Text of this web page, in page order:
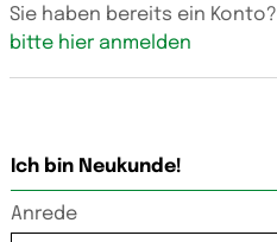
Sie haben bereits ein Konto?
bitte hier anmelden
Ich bin Neukunde!
Anrede